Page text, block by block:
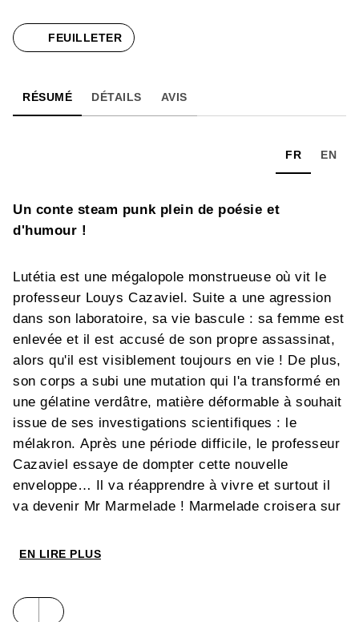
FEUILLETER
RÉSUMÉ DÉTAILS AVIS
FR EN
Un conte steam punk plein de poésie et
d'humour !
Lutétia est une mégalopole monstrueuse où vit le
professeur Louys Cazaviel. Suite a une agression
dans son laboratoire, sa vie bascule : sa femme est
enlevée et il est accusé de son propre assassinat,
alors qu'il est visiblement toujours en vie ! De plus,
son corps a subi une mutation qui l'a transformé en
une gélatine verdâtre, matière déformable à souhait
issue de ses investigations scientifiques : le
mélakron. Après une période difficile, le professeur
Cazaviel essaye de dompter cette nouvelle
enveloppe… Il va réapprendre à vivre et surtout il
va devenir Mr Marmelade ! Marmelade croisera sur
passe-muraille , une « gueule cassée », un policier
EN LIRE PLUS